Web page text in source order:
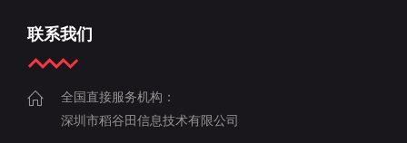
联系我们
全国直接服务机构：
深圳市稻谷田信息技术有限公司